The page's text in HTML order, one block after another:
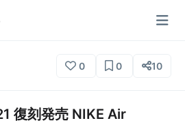
0 0 10
復刻発売 NIKE Air